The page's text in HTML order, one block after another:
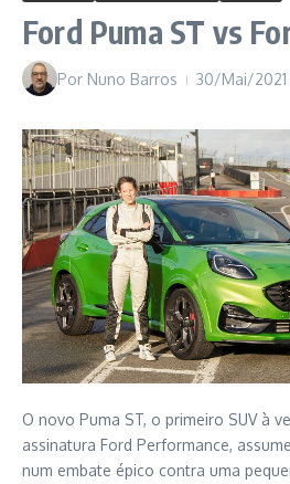
Ford Puma ST vs
Por Nuno Barros 30/Mai/2021
O novo Puma ST, o primeiro SUV à
assinatura Ford Performance,
num embate épico contra uma